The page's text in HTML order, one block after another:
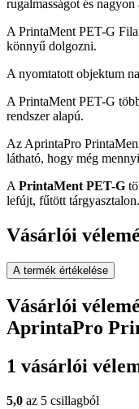
rugalmasságot és
A PrintaMent PET-G
könnyű dolgozni.
A nyomtatott objektum
A PrintaMent PET-G
rendszer alapú.
Az AprintaPro
látható, hogy még
A PrintaMent PET-G
lefújt, fűtött tárgyasztalon.
Vásárlói
A termék értékelése
Vásárlói
AprintaPro
1 vásárlói
5,0 az 5 csillagból